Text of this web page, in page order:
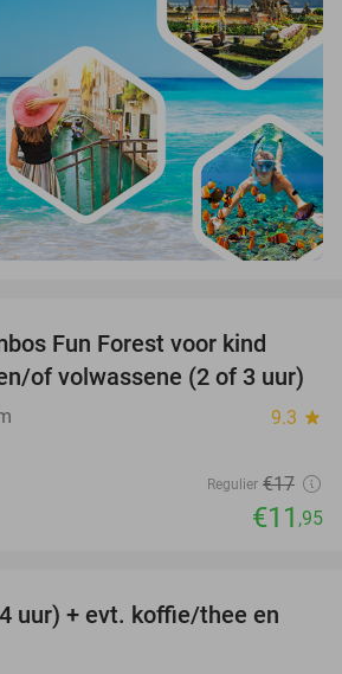
Fun Forest voor kind
of volwassene (2 of 3 uur)
9.3 star
Regulier €17
€11 ,95
61%
uur) + evt. koffie/thee en